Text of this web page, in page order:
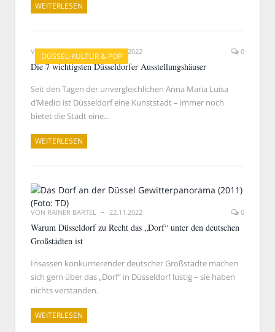
WEITERLESEN
DÜSSEL-KULTUR & POP
VONRAINER BARTEL 25.11.2022 0
Die 7 wichtigsten Düsseldorfer Ausstellungshäuser
Seit den Tagen der unvergleichlichen Anna Maria Luisa
d’Medici ist Düsseldorf eine Kunststadt – immer noch
bietet die Stadt eine…
WEITERLESEN
VON RAINER BARTEL 22.11.2022 0
Warum Düsseldorf zu Recht das „Dorf“ unter den deutschen
Großstädten ist
Insassen konkurrierender deutscher Großstädte machen
sich gern über das „Dorf“ in Düsseldorf lustig – sie haben
nichts verstanden.
WEITERLESEN